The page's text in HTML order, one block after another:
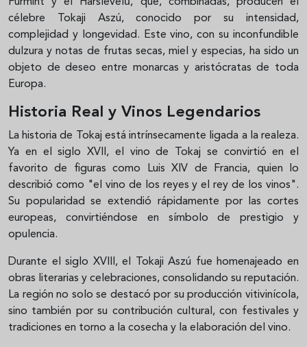
célebre Tokaji Aszú, conocido por su intensidad,
complejidad y longevidad. Este vino, con su inconfundible
dulzura y notas de frutas secas, miel y especias, ha sido un
objeto de deseo entre monarcas y aristócratas de toda
Europa.
Historia Real y Vinos Legendarios
La historia de Tokaj está intrínsecamente ligada a la realeza.
Ya en el siglo XVII, el vino de Tokaj se convirtió en el
favorito de figuras como Luis XIV de Francia, quien lo
describió como "el vino de los reyes y el rey de los vinos".
Su popularidad se extendió rápidamente por las cortes
europeas, convirtiéndose en símbolo de prestigio y
opulencia.
Durante el siglo XVIII, el Tokaji Aszú fue homenajeado en
obras literarias y celebraciones, consolidando su reputación.
La región no solo se destacó por su producción vitivinícola,
sino también por su contribución cultural, con festivales y
tradiciones en torno a la cosecha y la elaboración del vino.